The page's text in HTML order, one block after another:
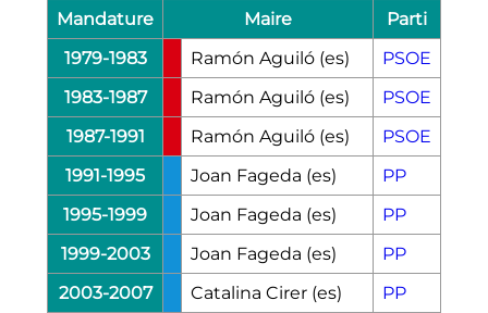
Mandature Maire
Parti
1979-1983
Ramón Aguiló (es)
PSOE
1983-1987
Ramón Aguiló (es)
PSOE
1987-1991
Ramón Aguiló (es)
PSOE
1991-1995
Joan Fageda (es)
PP
1995-1999
Joan Fageda (es)
PP
1999-2003
Joan Fageda (es)
PP
2003-2007
Catalina Cirer (es)
PP